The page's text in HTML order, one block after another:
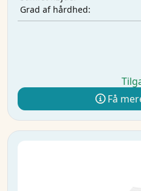
Grad af hårdhed:
Få